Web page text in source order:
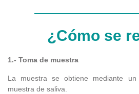
¿Cómo se
1.- Toma de muestra
La muestra se obtiene mediante
muestra de saliva.